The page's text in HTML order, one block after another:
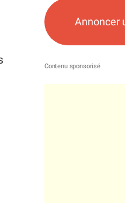
Annoncer